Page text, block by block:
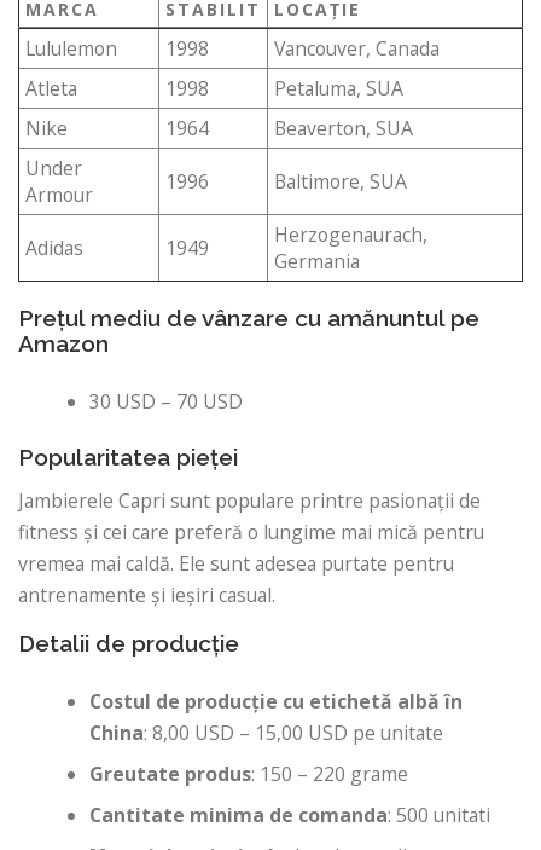
MARCA STABILIT LOCAŢIE
Lululemon 1998
Vancouver, Canada
Atleta
1998
Petaluma, SUA
Nike
1964
Beaverton, SUA
Under
Armour
1996 Baltimore, SUA
Adidas 1949
Herzogenaurach,
Germania
Prețul mediu de vânzare cu amănuntul pe
Amazon
30 USD – 70 USD
Popularitatea pieței
Jambierele Capri sunt populare printre pasionații de
fitness și cei care preferă o lungime mai mică pentru
vremea mai caldă. Ele sunt adesea purtate pentru
antrenamente și ieșiri casual.
Detalii de producție
Costul de producție cu etichetă albă în
China: 8,00 USD – 15,00 USD pe unitate
Greutate produs: 150 – 220 grame
Cantitate minima de comanda: 500 unitati